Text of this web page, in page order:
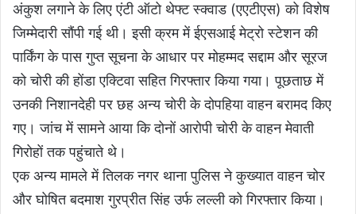
अंकुश लगाने के लिए एंटी ऑटो थेफ्ट स्क्वाड (एएटीएस) को विशेष
जिम्मेदारी सौंपी गई थी। इसी क्रम में ईएसआई मेट्रो स्टेशन की
पार्किंग के पास गुप्त सूचना के आधार पर मोहम्मद सद्दाम और सूरज
को चोरी की होंडा एक्टिवा सहित गिरफ्तार किया गया। पूछताछ में
उनकी निशानदेही पर छह अन्य चोरी के दोपहिया वाहन बरामद किए
गए। जांच में सामने आया कि दोनों आरोपी चोरी के वाहन मेवाती
गिरोहों तक पहुंचाते थे।
एक अन्य मामले में तिलक नगर थाना पुलिस ने कुख्यात वाहन चोर
और घोषित बदमाश गुरप्रीत सिंह उर्फ लल्ली को गिरफ्तार किया।